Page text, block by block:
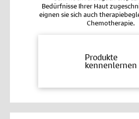
Bedürfnisse Ihrer Haut
eignen sie sich auch
Chemotherapie.
Produkte
kennenlernen